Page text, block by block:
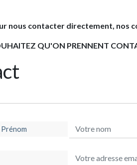
nous contacter directement, nos
QU'ON PRENNENT